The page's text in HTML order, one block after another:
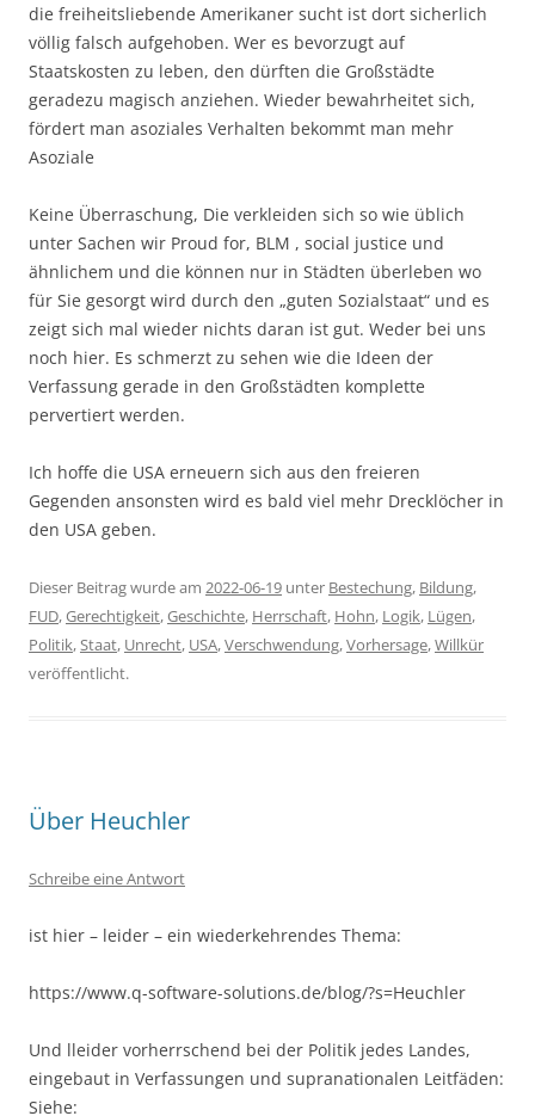
die freiheitsliebende Amerikaner sucht ist dort sicherlich
völlig falsch aufgehoben. Wer es bevorzugt auf
Staatskosten zu leben, den dürften die Großstädte
geradezu magisch anziehen. Wieder bewahrheitet sich,
fördert man asoziales Verhalten bekommt man mehr
Asoziale
Keine Überraschung, Die verkleiden sich so wie üblich
unter Sachen wir Proud for, BLM , social justice und
ähnlichem und die können nur in Städten überleben wo
für Sie gesorgt wird durch den „guten Sozialstaat“ und es
zeigt sich mal wieder nichts daran ist gut. Weder bei uns
noch hier. Es schmerzt zu sehen wie die Ideen der
Verfassung gerade in den Großstädten komplette
pervertiert werden.
Ich hoffe die USA erneuern sich aus den freieren
Gegenden ansonsten wird es bald viel mehr Drecklöcher in
den USA geben.
Dieser Beitrag wurde am 2022-06-19 unter Bestechung, Bildung,
FUD,Gerechtigkeit,Geschichte, Herrschaft, Hohn, Logik, Lügen,
Politik,Staat, Unrecht, USA,Verschwendung,Vorhersage,Willkür
veröffentlicht.
Über Heuchler
Schreibe eine Antwort
ist hier – leider – ein wiederkehrendes Thema:
https://www.q-software-solutions.de/blog/?s=Heuchler
Und lleider vorherrschend bei der Politik jedes Landes,
eingebaut in Verfassungen und supranationalen Leitfäden:
Siehe: